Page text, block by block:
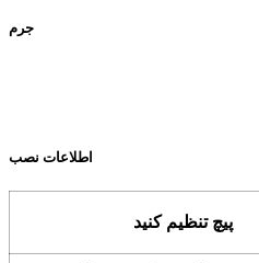
جرم
اطلاعات نصب
پیچ تنظیم کنید